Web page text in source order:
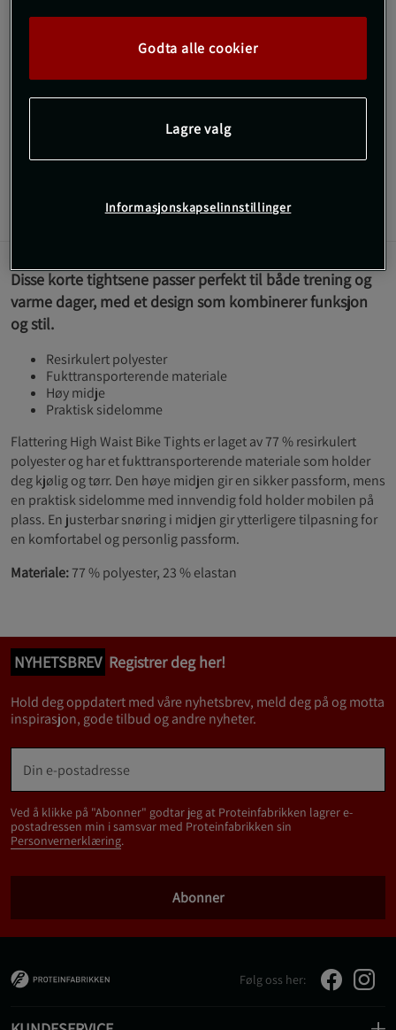
SKU #111442-GREENR | EAN
High Waist Bike Tights fra Röhnisch.
Les mer
Anmeldelser
Disse korte tightsene passer perfekt til både trening og
varme dager, med et design som kombinerer funksjon
og stil.
Resirkulert polyester
Fukttransporterende materiale
Høy midje
Praktisk sidelomme
Flattering High Waist Bike Tights er laget av 77 % resirkulert
polyester og har et fukttransporterende materiale som holder
deg kjølig og tørr. Den høye midjen gir en sikker passform, mens
en praktisk sidelomme med innvendig fold holder mobilen på
plass. En justerbar snøring i midjen gir ytterligere tilpasning for
en komfortabel og personlig passform.
Materiale:77 % polyester, 23 % elastan
NYHETSBREV Registrer deg her!
Hold deg oppdatert med våre nyhetsbrev, meld deg på og motta
inspirasjon, gode tilbud og andre nyheter.
Ved å klikke på "Abonner" godtar jeg at Proteinfabrikken lagrer e-
postadressen min i samsvar med Proteinfabrikken sin
Personvernerklæring.
Abonner
Følg oss her:
Godta alle cookier
Lagre valg
Informasjonskapselinnstillinger